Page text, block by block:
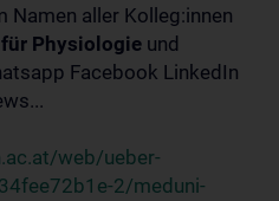
Namen aller Kolleg:innen
für Physiologie und
Facebook LinkedIn
web/ueber-
2/meduni-